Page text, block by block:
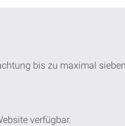
bis zu maximal
verfügbar.